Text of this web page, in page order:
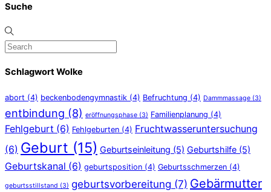
Suche
Schlagwort Wolke
abort (4) beckenbodengymnastik (4) Befruchtung (4) Dammmassage (3)
entbindung (8) eröffnungsphase (3) Familienplanung (4)
Fehlgeburt (6) Fehlgeburten (4) Fruchtwasseruntersuchung
(6) Geburt (15) Geburtseinleitung (5) Geburtshilfe (5)
Geburtskanal (6) geburtsposition (4) Geburtsschmerzen (4)
geburtsstillstand (3) geburtsvorbereitung (7) Gebärmutter